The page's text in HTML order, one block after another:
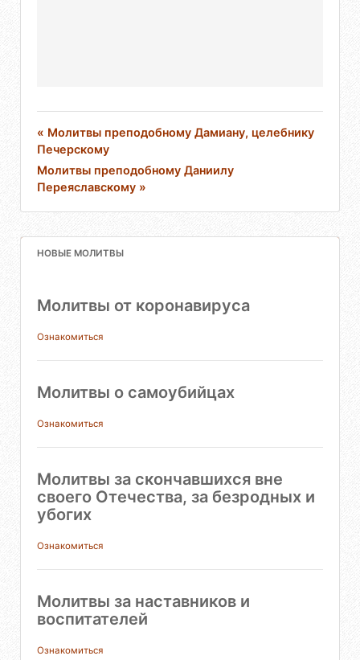
« Молитвы преподобному Дамиану, целебнику
Печерскому
Молитвы преподобному Даниилу
Переяславскому »
НОВЫЕ МОЛИТВЫ
Молитвы от коронавируса
Ознакомиться
Молитвы о самоубийцах
Ознакомиться
Молитвы за скончавшихся вне
своего Отечества, за безродных и
убогих
Ознакомиться
Молитвы за наставников и
воспитателей
Ознакомиться